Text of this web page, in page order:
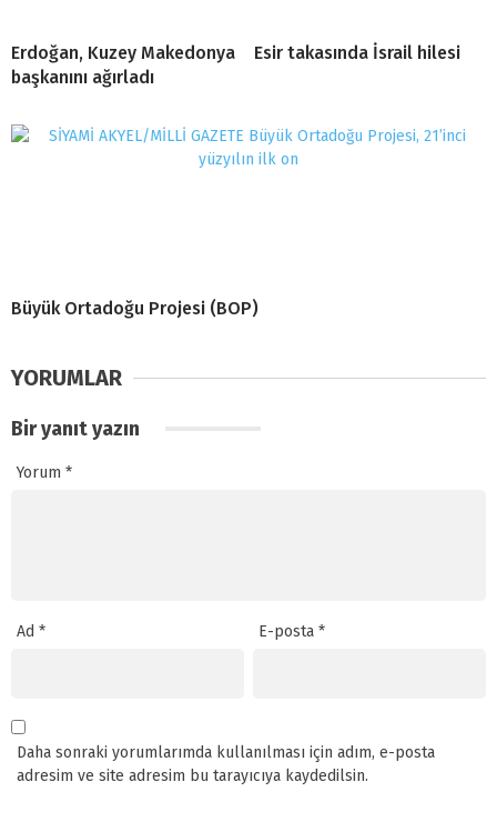
Erdoğan, Kuzey Makedonya
başkanını ağırladı
Esir takasında İsrail hilesi
Büyük Ortadoğu Projesi (BOP)
YORUMLAR
Bir yanıt yazın
Yorum *
Ad * E-posta*
Daha sonraki yorumlarımda kullanılması için adım, e-posta
adresim ve site adresim bu tarayıcıya kaydedilsin.